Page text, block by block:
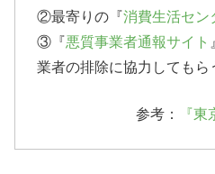
②最寄りの『消費生活セン
③『悪質事業者通報サイト
業者の排除に協力してもら
参考： 『